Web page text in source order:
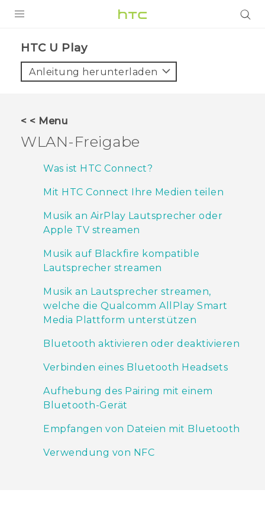
VIVE
UNTERSTÜTZUNG
HTC-Geräte und Zubehör
Anmelden
HTC U Play‎
Anleitung herunterladen
< < Menu
WLAN-Freigabe
Was ist HTC Connect?
Mit HTC Connect Ihre Medien teilen
Musik an AirPlay Lautsprecher oder
Apple TV streamen
Musik auf Blackfire kompatible
Lautsprecher streamen
Musik an Lautsprecher streamen,
welche die Qualcomm AllPlay Smart
Media Plattform unterstützen
Bluetooth aktivieren oder deaktivieren
Verbinden eines Bluetooth Headsets
Aufhebung des Pairing mit einem
Bluetooth-Gerät
Empfangen von Dateien mit Bluetooth
Verwendung von NFC